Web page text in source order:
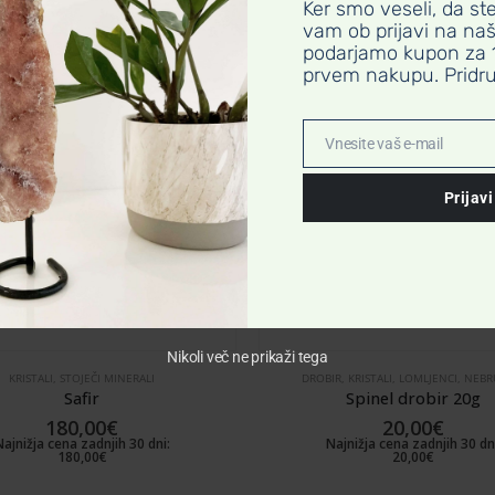
0,014 kg
3,3 × 2,9 cm
DROBIR KRISTALI ,LOMLJENCI
Spinel drobir 20g
20,00
Najnižja cena zadnjih 30 dni:
20,00
KRISTALI NEBRUŠENI
Fluorit
115,00
Najnižja cena zadnjih
115,00
Ker smo veseli, da
vam ob prijavi na
podarjamo kupon za
prvem nakupu.
Email
Vnesite vaš e-mail
Prijavi
Nikoli več ne prikaži tega